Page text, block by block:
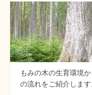
もみの木の生育環境
の流れをご紹介します